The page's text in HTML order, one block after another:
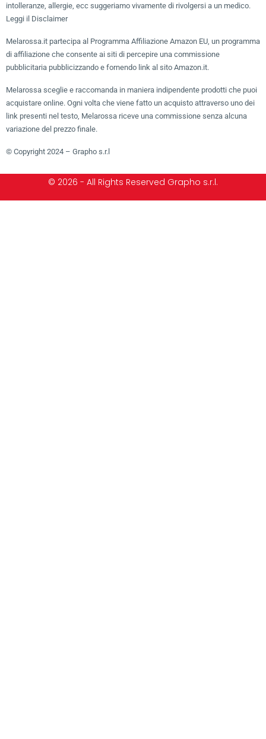
intolleranze, allergie, ecc suggeriamo vivamente di rivolgersi a un medico.
Leggi il Disclaimer
Melarossa.it partecipa al Programma Affiliazione Amazon EU, un programma
di affiliazione che consente ai siti di percepire una commissione
pubblicitaria pubblicizzando e fornendo link al sito Amazon.it.
Melarossa sceglie e raccomanda in maniera indipendente prodotti che puoi
acquistare online. Ogni volta che viene fatto un acquisto attraverso uno dei
link presenti nel testo, Melarossa riceve una commissione senza alcuna
variazione del prezzo finale.
© Copyright 2024 – Grapho s.r.l
© 2026 - All Rights Reserved Grapho s.r.l.